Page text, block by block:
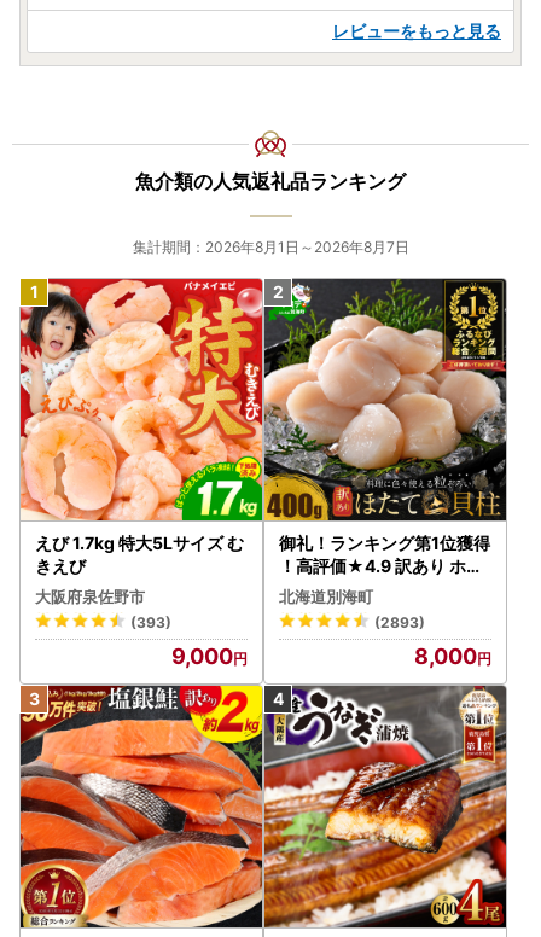
レビューをもっと見る
魚介類の人気返礼品ランキング
集計期間：2026年8月1日～2026年8月7日
えび 1.7kg 特大5Lサイズ む
きえび
大阪府泉佐野市
(393)
9,000
御礼！ランキング第1位獲得
！高評価★4.9 訳あり ホタ
テ 400g（ほたて 帆立 貝柱
冷凍 ）
北海道別海町
(2893)
8,000